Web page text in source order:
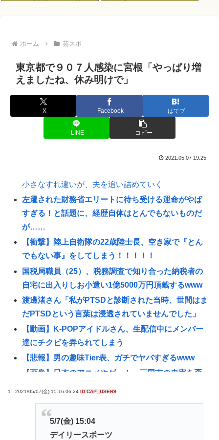
ホーム 芸スポ
東京都で９０７人感染に宮根「やっぱり増
えましたね、休み明けで」
X Facebook はてブ
LINE コピー
2021.05.07 19:25
小さなすれ違いが、夫を追い詰めていく
左遷された財務省エリートに待ち受ける運命がやば
すぎる！と話題に、経歴自体はとんでもないものだ
が……
【衝撃】陸上自衛隊の22歳陸士長、空き家で『とん
でもない事』をしてしまう！！！！！
国税局職員（25）、税務調査で知り合った納税者の
自宅に出入りしお小遣い1億5000万円頂戴するwww
渡邊渚さん「私がPTSDと診断された当時、世間はま
だPTSDという言葉は浸透されていませんでした」
【動画】K-POPアイドルさん、生配信中にメンバー
達にチクビを弄られてしまう
【悲報】男の趣味Tier表、ガチでヤバすぎるwww
【画像】日本のアニメやゲーム、三国志の史実を歪
【悲報】ショートスリーパーさん「寝たほうがいい
のでは？」にブチギレ
東浩紀さん、右からも左からも叩かれる「ポジショ
1 : 2021/05/07(金) 15:16:06.24 ID:CAP_USER9
5/7(金) 15:04
デイリースポーツ